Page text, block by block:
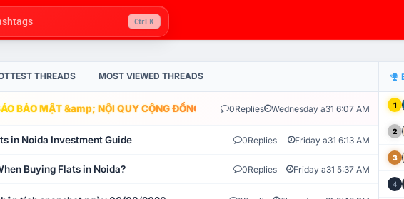
Ctrl K
THREADS MOST VIEWED THREADS
BẢO MẬT &amp; NỘI QUY CỘNG ĐỒNG VLIKE.VN: HỆ THỐNG GIÁM SÁT TỰ
0Replies Wednesday a31 6:07 AM
in Noida Investment Guide 0Replies Friday a31 6:13 AM
Buying Flats in Noida? 0Replies Friday a31 5:37 AM
1
2
3
4